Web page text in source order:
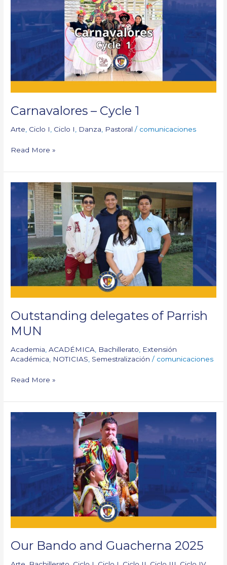
Carnavalores – Cycle 1
Arte Ciclo I Ciclo I Danza Pastoral / comunicaciones
Read More »
Outstanding delegates of Parrish
MUN
Academia ,ACADÉMICA Bachillerato
Extensión
Académica
NOTICIAS Semestralización / comunicaciones
Outstanding
delegates
Parrish
MUN
Read More »
Our Bando and Guacherna 2025
Our
2025